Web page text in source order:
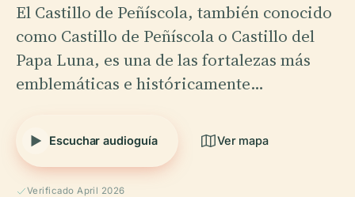
El Castillo de Peñíscola, también conocido
como Castillo de Peñíscola o Castillo del
Papa Luna, es una de las fortalezas más
emblemáticas e históricamente…
Escuchar audioguía Ver mapa
Verificado April 2026